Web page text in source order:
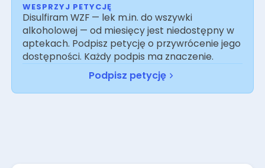
WESPRZYJ PETYCJĘ
Disulfiram WZF — lek m.in. do wszywki
alkoholowej — od miesięcy jest niedostępny w
aptekach. Podpisz petycję o przywrócenie jego
dostępności. Każdy podpis ma znaczenie.
Podpisz petycję